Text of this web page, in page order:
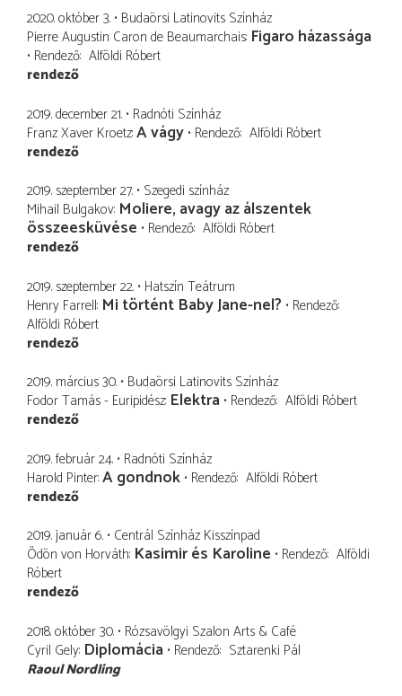
2020. október 3. Budaörsi Latinovits Színház
Pierre Augustin Caron de Beaumarchais Figaro házassága
Rendező Alföldi Róbert
rendező
2019. december 21. Radnóti Színház
Franz Xaver Kroetz A vágy Rendező Alföldi Róbert
rendező
2019. szeptember 27. Szegedi színház
Mihail Bulgakov Moliere, avagy az álszentek
összeesküvése Rendező Alföldi Róbert
rendező
2019. szeptember 22. Hatszín Teátrum
Henry Farrell Mi történt Baby Jane-nel? Rendező
Alföldi Róbert
rendező
2019. március 30. Budaörsi Latinovits Színház
Fodor Tamás - Euripidész Elektra Rendező Alföldi Róbert
rendező
2019. február 24. Radnóti Színház
Harold Pinter A gondnok Rendező Alföldi Róbert
rendező
2019. január 6. Centrál Színház Kisszínpad
Ödön von Horváth Kasimir és Karoline Rendező Alföldi
Róbert
rendező
2018. október 30. Rózsavölgyi Szalon Arts & Café
Cyril Gely Diplomácia Rendező Sztarenki Pál
Raoul Nordling